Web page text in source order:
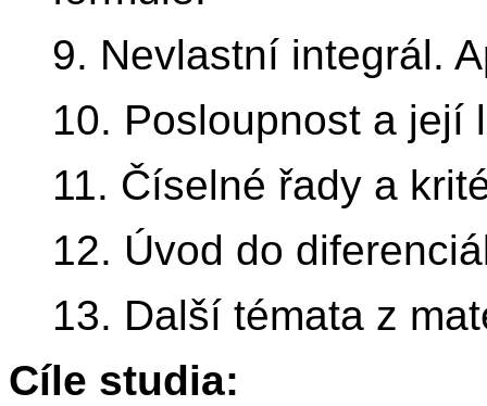
9. Nevlastní integrál.
10. Posloupnost a její
11. Číselné řady a
12. Úvod do
13. Další témata z
Cíle studia: